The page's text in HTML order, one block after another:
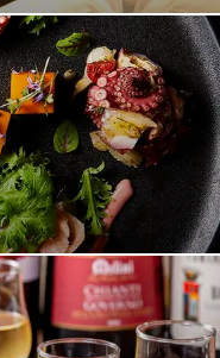
様の好みやニーズに合
緒にお手伝いさせていた
品種、生産者、予算な
だきます。ワイン選び
ください。
ブリックスクエア
ア1F
隠れた空間。“小さなワイ
つもの楽しみを提案して
ンも取り揃えておりま